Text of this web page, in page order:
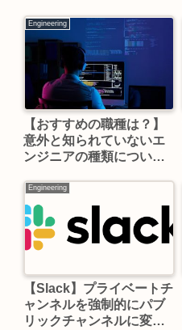
Engineering
【おすすめの職種は？】
意外と知られていないエ
ンジニアの種類について
Engineering
【Slack】プライベートチ
ャンネルを強制的にパブ
リックチャンネルに変更